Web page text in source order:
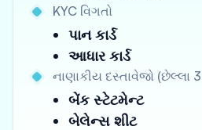
KYC વિગતો
પાન કાર્ડ
આધાર કાર્ડ
નાણાકીય દસ્તાવેજો (છેલ્લા 3
બેંક સ્ટેટમેન્ટ
બેલેન્સ શીટ